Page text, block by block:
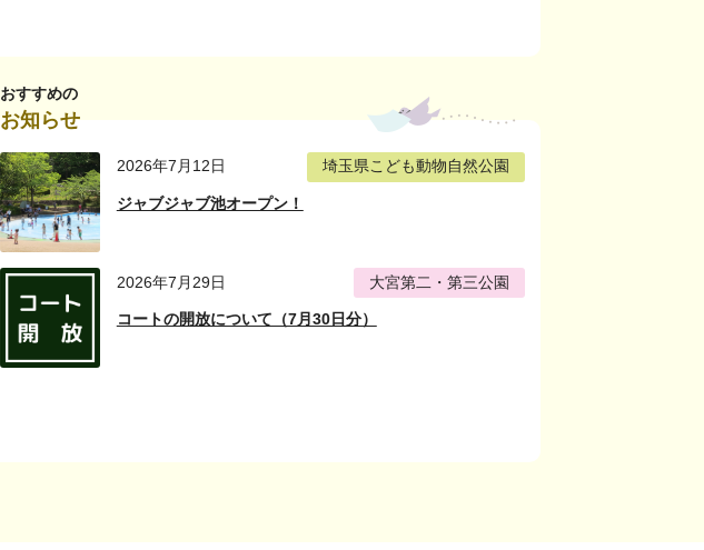
おすすめの
お知らせ
2026年7月12日 埼玉県こども動物自然公園
ジャブジャブ池オープン！
2026年7月29日 大宮第二・第三公園
コートの開放について（7月30日分）